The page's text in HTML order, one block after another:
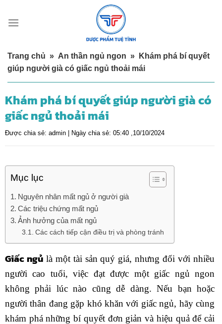
Trang chủ » An thần ngủ ngon »
Khám phá bí quyết
giúp người già có giấc ngủ thoải mái
Khám phá bí quyết giúp người già có
giấc ngủ thoải mái
Được chia sẻ: admin | Ngày chia sẻ: 05:40 ,10/10/2024
Mục lục
Nguyên nhân mất ngủ ở người già
Các triệu chứng mất ngủ
Ảnh hưởng của mất ngủ
Các cách tiếp cận điều trị và phòng tránh
Giấc ngủlà một tài sản quý giá, nhưng đối với nhiều
người cao tuổi, việc đạt được một giấc ngủ ngon
không phải lúc nào cũng dễ dàng. Nếu bạn hoặc
người thân đang gặp khó khăn với giấc ngủ, hãy cùng
khám phá những bí quyết đơn giản và hiệu quả để cải